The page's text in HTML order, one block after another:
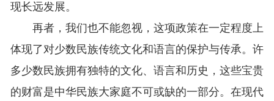
现长远发展。
再者，我们也不能忽视，这项政策在一定程度上
体现了对少数民族传统文化和语言的保护与传承。许
多少数民族拥有独特的文化、语言和历史，这些宝贵
的财富是中华民族大家庭不可或缺的一部分。在现代